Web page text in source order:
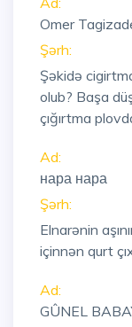
Omer
Şərh:
Şəkidə
olub? Başa
çığırtma
Ad:
нара нара
Şərh:
Elnarənin
içinnən qurt
Ad:
GÛNEL